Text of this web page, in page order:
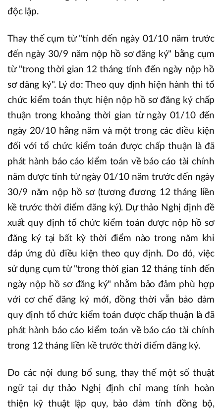
độc lập.
Thay thế cụm từ "tính đến ngày 01/10 năm trước
đến ngày 30/9 năm nộp hồ sơ đăng ký" bằng cụm
từ "trong thời gian 12 tháng tính đến ngày nộp hồ
sơ đăng ký". Lý do: Theo quy định hiện hành thì tổ
chức kiểm toán thực hiện nộp hồ sơ đăng ký chấp
thuận trong khoảng thời gian từ ngày 01/10 đến
ngày 20/10 hằng năm và một trong các điều kiện
đối với tổ chức kiểm toán được chấp thuận là đã
phát hành báo cáo kiểm toán về báo cáo tài chính
năm được tính từ ngày 01/10 năm trước đến ngày
30/9 năm nộp hồ sơ (tương đương 12 tháng liền
kề trước thời điểm đăng ký). Dự thảo Nghị định đề
xuất quy định tổ chức kiểm toán được nộp hồ sơ
đăng ký tại bất kỳ thời điểm nào trong năm khi
đáp ứng đủ điều kiện theo quy định. Do đó, việc
sử dụng cụm từ "trong thời gian 12 tháng tính đến
ngày nộp hồ sơ đăng ký" nhằm bảo đảm phù hợp
với cơ chế đăng ký mới, đồng thời vẫn bảo đảm
quy định tổ chức kiểm toán được chấp thuận là đã
phát hành báo cáo kiểm toán về báo cáo tài chính
trong 12 tháng liền kề trước thời điểm đăng ký.
Do các nội dung bổ sung, thay thế một số thuật
ngữ tại dự thảo Nghị định chỉ mang tính hoàn
thiện kỹ thuật lập quy, bảo đảm tính đồng bộ,